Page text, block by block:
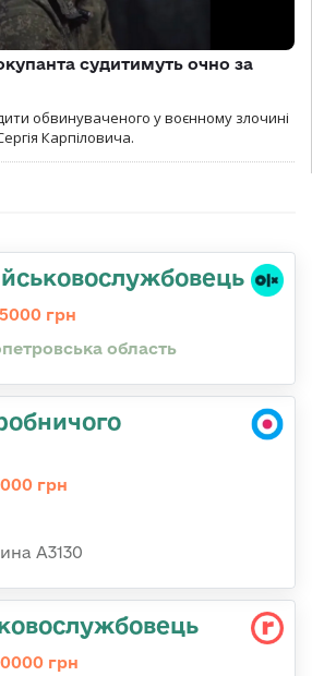
судитимуть очно за
обвинуваченого у воєнному злочині
Карпіловича.
грн
область
грн
А3130
грн